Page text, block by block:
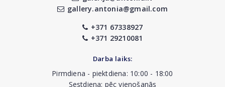
gallery.antonia@gmail.com
+371 67338927
+371 29210081
Darba laiks:
Pirmdiena - piektdiena: 10:00 - 18:00
Sestdiena: pēc vienošanās